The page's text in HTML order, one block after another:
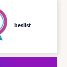
beslist